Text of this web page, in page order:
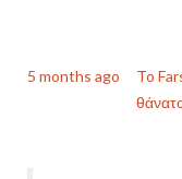
5 months ago
To